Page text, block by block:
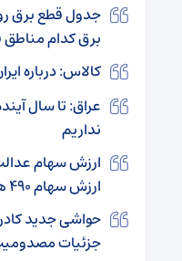
برق کدام
کالاس: درباره
عراق: تا سال
نداریم
ارزش سهام ۴۹۰ هزار تومانی چقدر شد؟
حواشی جدید
جزئیات